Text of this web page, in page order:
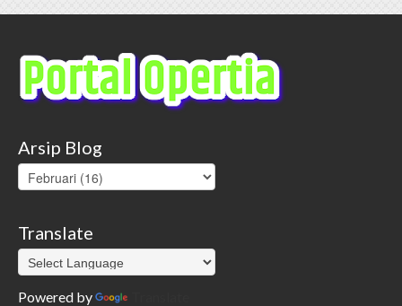
Arsip Blog
Translate
Powered by